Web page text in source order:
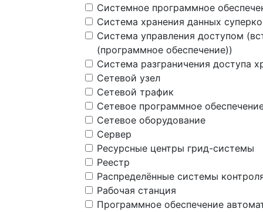
Системное программное
Система хранения данных
Система управления доступом
(программное обеспечение))
Система разграничения доступа
Сетевой узел
Сетевой трафик
Сетевое программное
Сетевое оборудование
Сервер
Ресурсные центры грид-системы
Реестр
Распределённые системы
Рабочая станция
Программное обеспечение